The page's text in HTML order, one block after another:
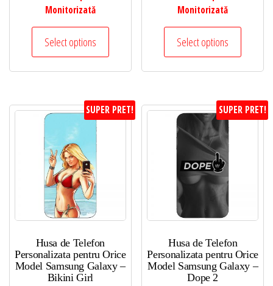
Monitorizată
Select options
Monitorizată
Select options
SUPER PRET!
Husa de Telefon
Personalizata pentru Orice
Model Samsung Galaxy –
Bikini Girl
SUPER PRET!
Husa de Telefon
Personalizata pentru Orice
Model Samsung Galaxy –
Dope 2